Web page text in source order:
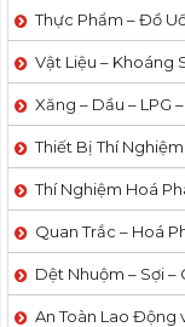
Thực Phẩm – Đồ
Vật Liệu – Khoáng
Xăng – Dầu – LPG
Thiết Bị Thí
Thí Nghiệm Hoá
Quan Trắc – Hoá
Dệt Nhuộm – Sợi –
An Toàn Lao Động